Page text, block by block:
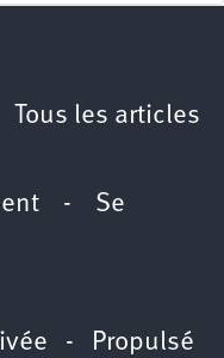
Tous les articles
- Se
- Propulsé